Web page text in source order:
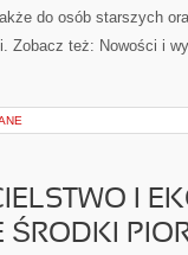
do osób starszych
Zobacz też: Nowości i
I
ŚRODKI